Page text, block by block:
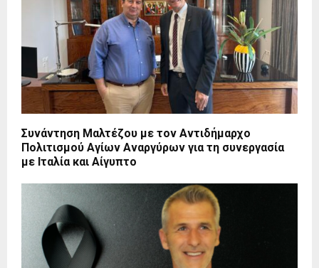
Συνάντηση Μαλτέζου με τον Αντιδήμαρχο
Πολιτισμού Αγίων Αναργύρων για τη συνεργασία
με Ιταλία και Αίγυπτο